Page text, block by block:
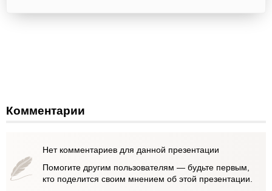
Комментарии
Нет комментариев для данной презентации
Помогите другим пользователям — будьте первым,
кто поделится своим мнением об этой презентации.